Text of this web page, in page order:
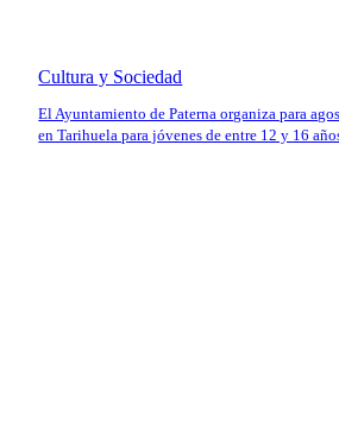
Cultura y Sociedad
El Ayuntamiento de Paterna organiza para
en Tarihuela para jóvenes de entre 12 y 16